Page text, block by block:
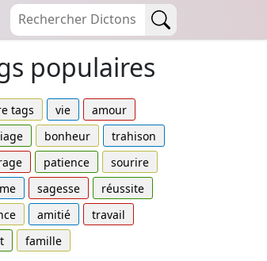
populaires
tags vie
amour
bonheur
trahison
patience
sourire
sagesse
réussite
amitié
travail
famille